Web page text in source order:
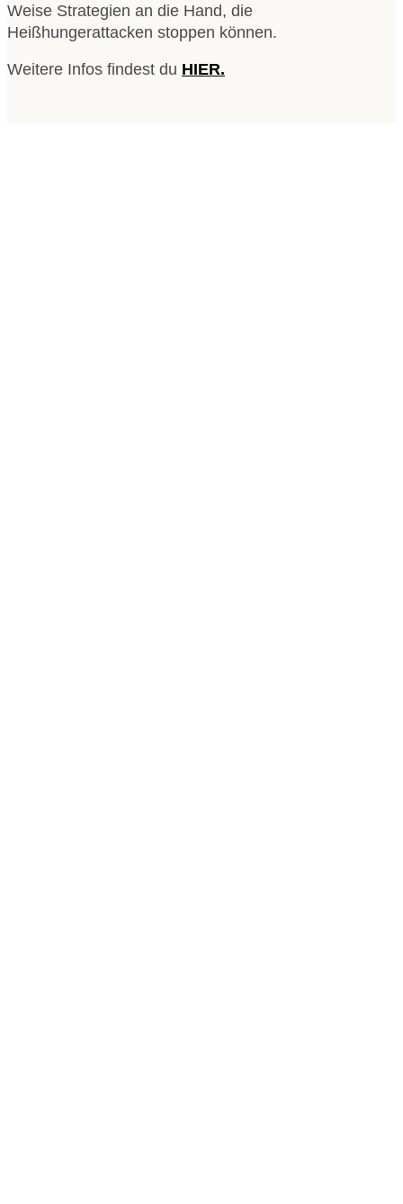
Weise Strategien an die Hand, die
Heißhungerattacken stoppen können.
Weitere Infos findest du HIER.